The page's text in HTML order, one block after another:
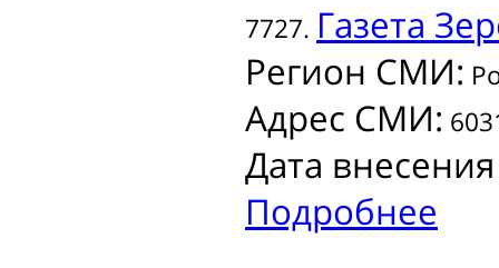
7727. Газета
Регион СМИ:
Адрес СМИ:
Дата
Подробнее